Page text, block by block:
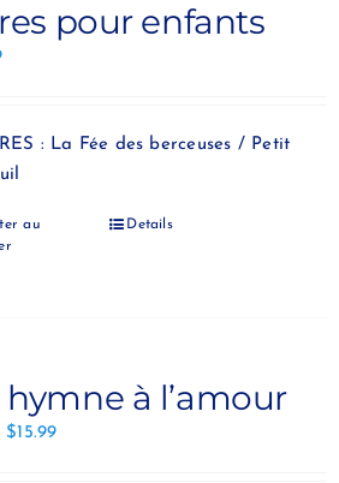
pour enfants
: La Fée des berceuses / Petit
au
Details
hymne à l’amour
$15.99